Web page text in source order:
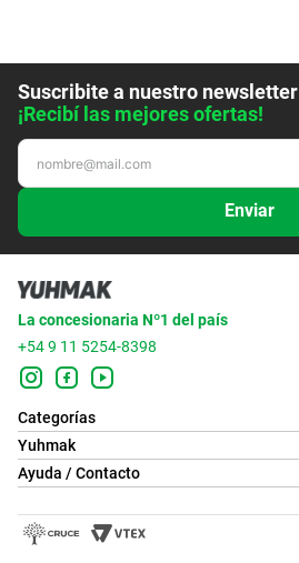
Suscribite a nuestro newsletter
¡Recibí las mejores ofertas!
Enviar
La concesionaria Nº1 del país
+54 9 11 5254-8398
Categorías
Yuhmak
Ayuda / Contacto